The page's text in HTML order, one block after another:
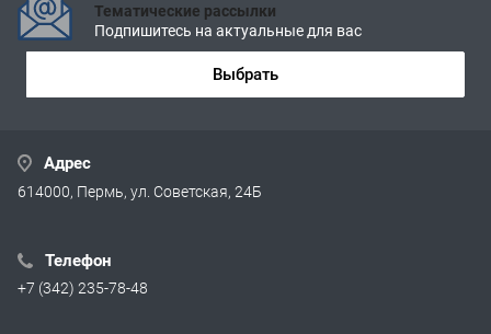
Тематические рассылки
Подпишитесь на актуальные для вас
Выбрать
Адрес
614000, Пермь, ул. Советская, 24Б
Телефон
+7 (342) 235-78-48